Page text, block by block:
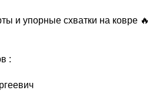
и упорные схватки на ковре 🔥
: